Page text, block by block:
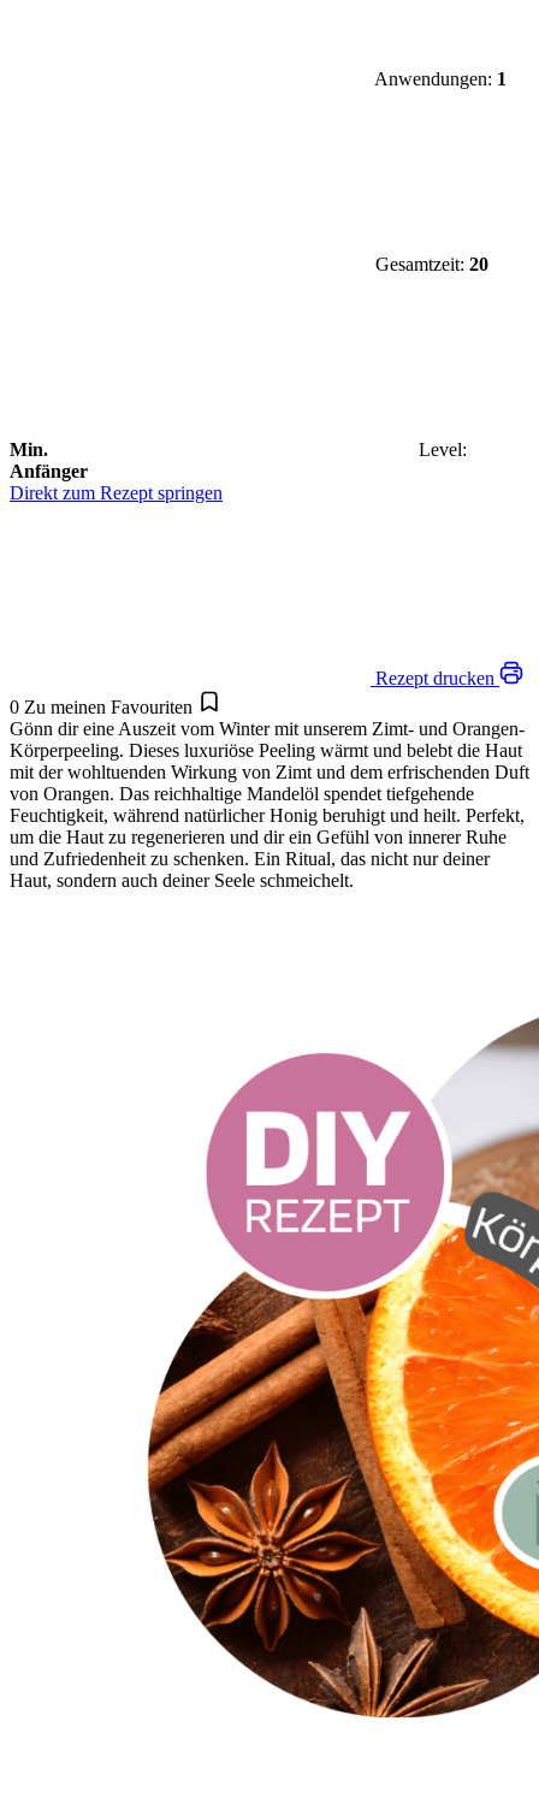
Anwendungen: 1
Gesamtzeit: 20
Min.
Level:
Anfänger
Direkt zum Rezept springen
Rezept drucken
0 Zu meinen Favouriten
Gönn dir eine Auszeit vom Winter mit unserem Zimt- und Orangen-
Körperpeeling. Dieses luxuriöse Peeling wärmt und belebt die Haut
mit der wohltuenden Wirkung von Zimt und dem erfrischenden Duft
von Orangen. Das reichhaltige Mandelöl spendet tiefgehende
Feuchtigkeit, während natürlicher Honig beruhigt und heilt. Perfekt,
um die Haut zu regenerieren und dir ein Gefühl von innerer Ruhe
und Zufriedenheit zu schenken. Ein Ritual, das nicht nur deiner
Haut, sondern auch deiner Seele schmeichelt.